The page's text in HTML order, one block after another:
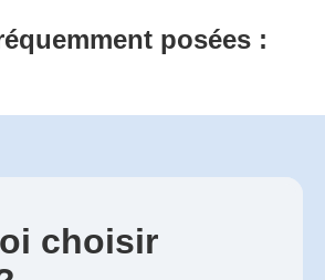
posées :
choisir